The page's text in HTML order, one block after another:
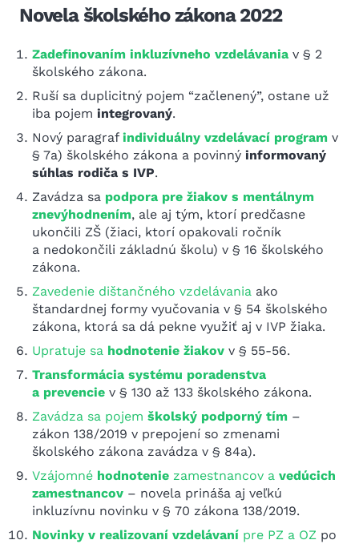
Novela školského zákona 2022
Zadefinovaním inkluzívneho vzdelávania v § 2
školského zákona.
Ruší sa duplicitný pojem “začlenený”, ostane už
iba pojem integrovaný.
Nový paragraf individuálny vzdelávací program v
§ 7a) školského zákona a povinný informovaný
súhlas rodiča s IVP.
Zavádza sa podpora pre žiakov s mentálnym
znevýhodnením, ale aj tým, ktorí predčasne
ukončili ZŠ (žiaci, ktorí opakovali ročník
a nedokončili základnú školu) v § 16 školského
zákona.
Zavedenie dištančného vzdelávania ako
štandardnej formy vyučovania v § 54 školského
zákona, ktorá sa dá pekne využiť aj v IVP žiaka.
Upratuje sa hodnotenie žiakov v § 55-56.
Transformácia systému poradenstva
a prevencie v § 130 až 133 školského zákona.
Zavádza sa pojem školský podporný tím –
zákon 138/2019 v prepojení so zmenami
školského zákona zavádza v § 84a).
Vzájomné hodnotenie zamestnancov a vedúcich
zamestnancov – novela prináša aj veľkú
inkluzívnu novinku v § 70 zákona 138/2019.
Novinky v realizovaní vzdelávaní pre PZ a OZ po